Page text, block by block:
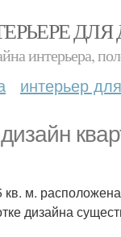
интерьера,
интерьер
кв. м.
дизайна